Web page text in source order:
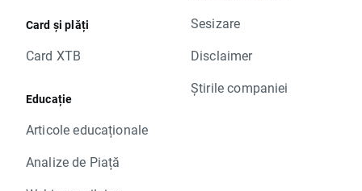
Card și plăți
Card XTB
Educație
Articole educaționale
Analize de Piață
Sesizare
Disclaimer
Știrile companiei